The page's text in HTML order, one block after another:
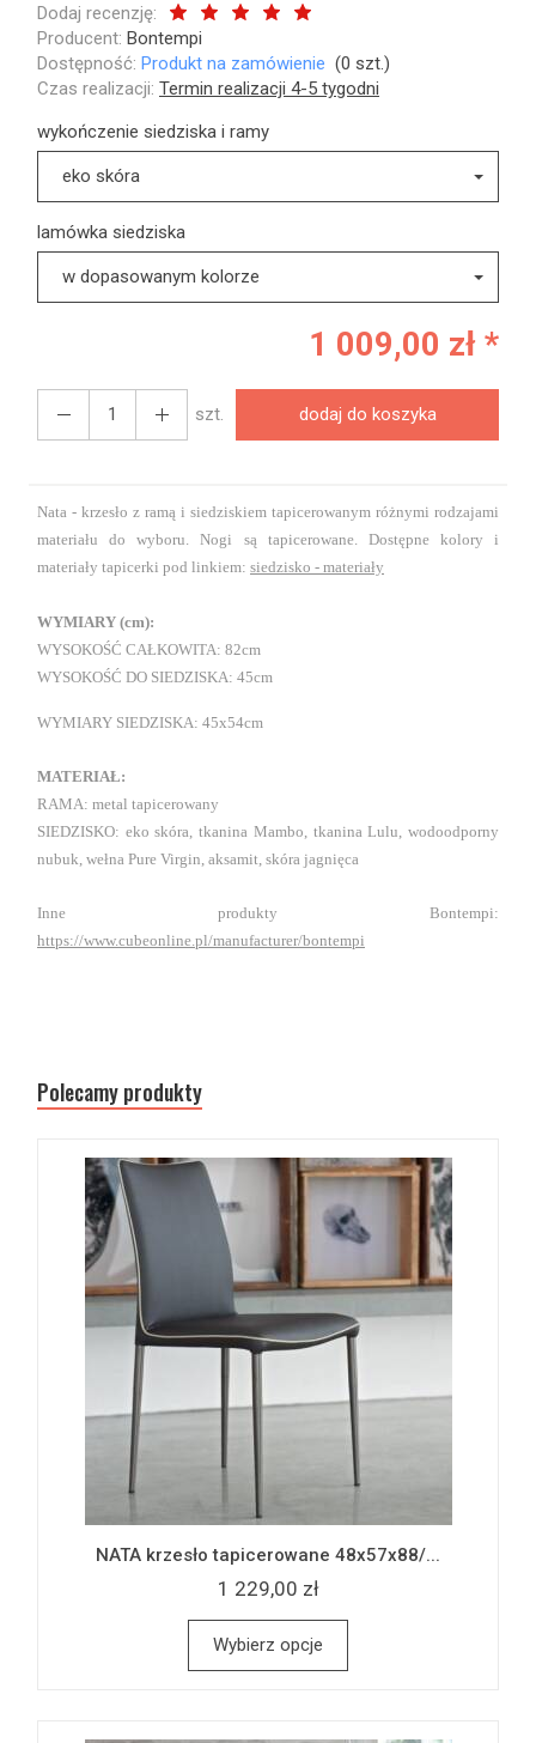
Dodaj recenzję:
Producent: Bontempi
Dostępność: Produkt na zamówienie (0 szt.)
Czas realizacji: Termin realizacji 4-5 tygodni
wykończenie siedziska i ramy
eko skóra
lamówka siedziska
w dopasowanym kolorze
1 009,00 zł *
szt. dodaj do koszyka
Nata - krzesło z ramą i siedziskiem tapicerowanym różnymi rodzajami
materiału do wyboru. Nogi są tapicerowane. Dostępne kolory i
materiały tapicerki pod linkiem: siedzisko - materiały
WYMIARY (cm):
WYSOKOŚĆ CAŁKOWITA: 82cm
WYSOKOŚĆ DO SIEDZISKA: 45cm
WYMIARY SIEDZISKA: 45x54cm
MATERIAŁ:
RAMA: metal tapicerowany
SIEDZISKO: eko skóra, tkanina Mambo, tkanina Lulu, wodoodporny
nubuk, wełna Pure Virgin, aksamit, skóra jagnięca
Inne produkty Bontempi:
https://www.cubeonline.pl/manufacturer/bontempi
Polecamy produkty
NATA krzesło tapicerowane 48x57x88/...
1 229,00 zł
Wybierz opcje